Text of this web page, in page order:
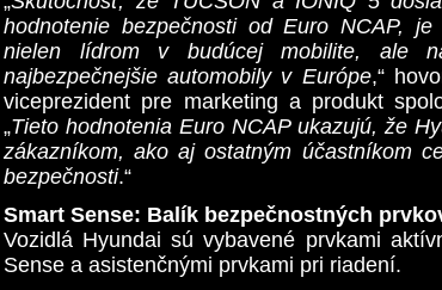
hodnotenie bezpečnosti od Euro NCAP,
nielen lídrom v budúcej mobilite, ale
najbezpečnejšie automobily v Európe,“
viceprezident pre marketing a produkt
„Tieto hodnotenia Euro NCAP ukazujú, že
zákazníkom, ako aj ostatným účastníkom
bezpečnosti.“
Smart Sense: Balík bezpečnostných
Vozidlá Hyundai sú vybavené prvkami
Sense a asistenčnými prvkami pri riadení.